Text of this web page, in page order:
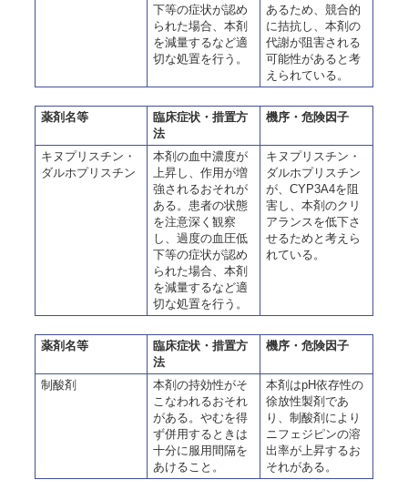
下等の症状が認め
られた場合、本剤
を減量するなど適
切な処置を行う。
あるため、競合的
に拮抗し、本剤の
代謝が阻害される
可能性があると考
えられている。
薬剤名等
臨床症状・措置方
法
機序・危険因子
キヌプリスチン・
ダルホプリスチン
本剤の血中濃度が
上昇し、作用が増
強されるおそれが
ある。患者の状態
を注意深く観察
し、過度の血圧低
下等の症状が認め
られた場合、本剤
を減量するなど適
切な処置を行う。
キヌプリスチン・
ダルホプリスチン
が、CYP3A4を阻
害し、本剤のクリ
アランスを低下さ
せるためと考えら
れている。
薬剤名等
臨床症状・措置方
法
機序・危険因子
制酸剤
本剤の持効性がそ
こなわれるおそれ
がある。やむを得
ず併用するときは
十分に服用間隔を
あけること。
本剤はpH依存性の
徐放性製剤であ
り、制酸剤により
ニフェジピンの溶
出率が上昇するお
それがある。